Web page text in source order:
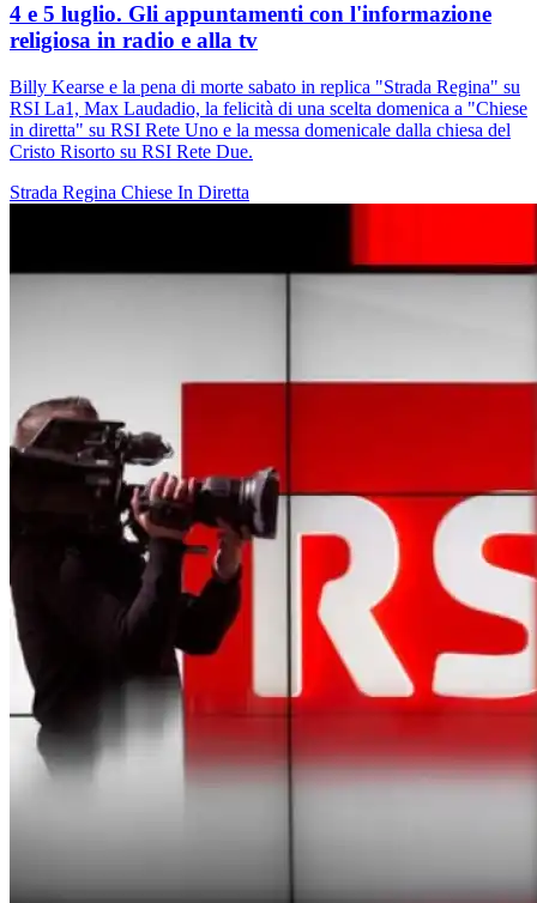
4 e 5 luglio. Gli appuntamenti con l'informazione
religiosa in radio e alla tv
Billy Kearse e la pena di morte sabato in replica "Strada Regina" su
RSI La1, Max Laudadio, la felicità di una scelta domenica a "Chiese
in diretta" su RSI Rete Uno e la messa domenicale dalla chiesa del
Cristo Risorto su RSI Rete Due.
Strada Regina Chiese In Diretta